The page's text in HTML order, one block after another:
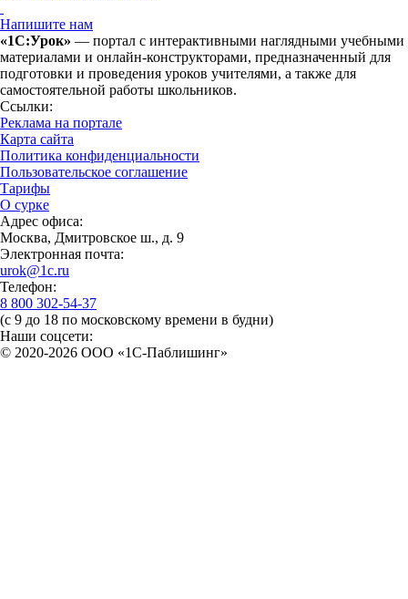
Напишите нам
«1С:Урок» — портал с интерактивными наглядными учебными
материалами и онлайн-конструкторами, предназначенный для
подготовки и проведения уроков учителями, а также для
самостоятельной работы школьников.
Ссылки:
Реклама на портале
Карта сайта
Политика конфиденциальности
Пользовательское соглашение
Тарифы
О сурке
Адрес офиса:
Москва, Дмитровское ш., д. 9
Электронная почта:
urok@1c.ru
Телефон:
8 800 302-54-37
(с 9 до 18 по московскому времени в будни)
Наши соцсети:
© 2020-2026 OOO «1С-Паблишинг»